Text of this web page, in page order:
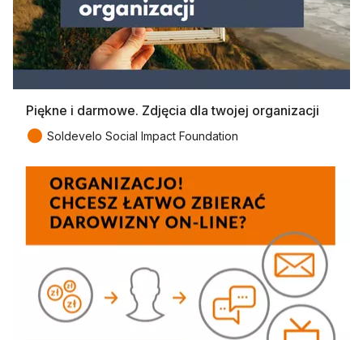
Piękne i darmowe. Zdjęcia dla twojej organizacji
● Soldevelo Social Impact Foundation